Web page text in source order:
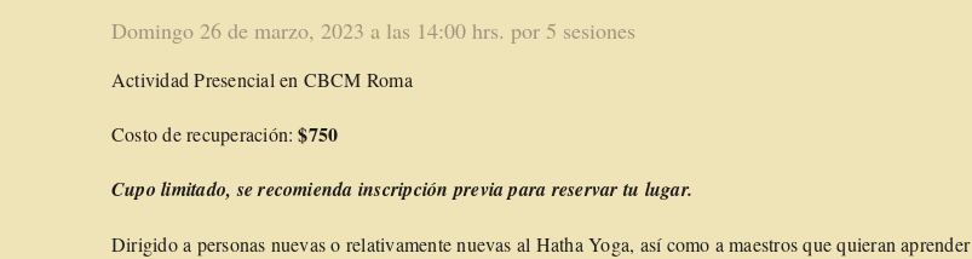
Domingo 26 de marzo, 2023 a las 14:00 hrs. por 5 sesiones
Actividad Presencial en CBCM Roma
Costo de recuperación: $750
Cupo limitado, se recomienda inscripción previa para reservar tu lugar.
Dirigido a personas nuevas o relativamente nuevas al Hatha Yoga, así como a maestros que quieran aprender